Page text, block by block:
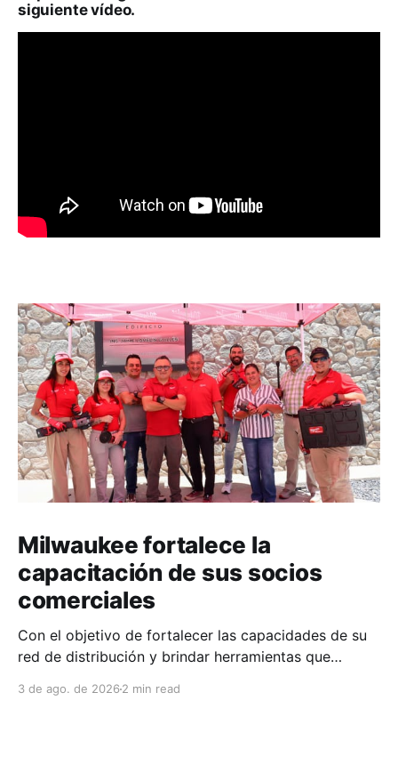
siguiente vídeo.
Milwaukee fortalece la
capacitación de sus socios
comerciales
Con el objetivo de fortalecer las capacidades de su
red de distribución y brindar herramientas que
técnico, Milwaukee llevó a cabo una capacitación
3 de ago. de 2026 2 min read